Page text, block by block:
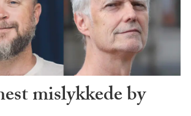
mislykkede by